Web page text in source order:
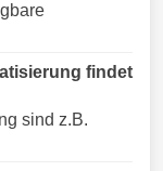
findet
sind z.B.